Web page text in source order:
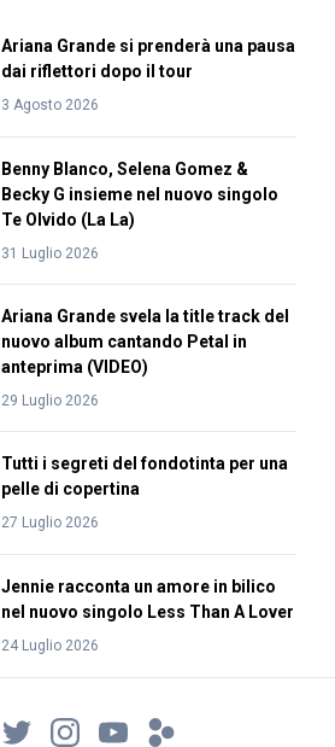
Ariana Grande si prenderà una pausa
dai riflettori dopo il tour
3 Agosto 2026
Benny Blanco, Selena Gomez &
Becky G insieme nel nuovo singolo
Te Olvido (La La)
31 Luglio 2026
Ariana Grande svela la title track del
nuovo album cantando Petal in
anteprima (VIDEO)
29 Luglio 2026
Tutti i segreti del fondotinta per una
pelle di copertina
27 Luglio 2026
Jennie racconta un amore in bilico
nel nuovo singolo Less Than A Lover
24 Luglio 2026